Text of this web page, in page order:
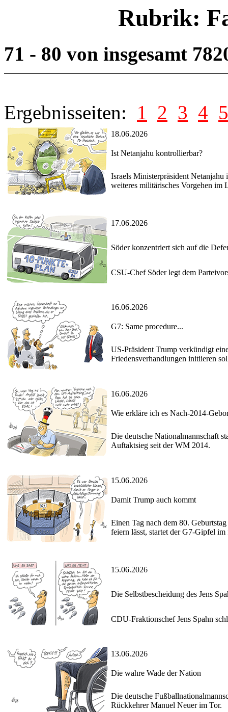
Rubrik:
71 - 80 von insgesamt
Ergebnisseiten: 1 2 3 4 5
18.06.2026
Ist Netanjahu kontrollierbar?
Israels Ministerpräsident
weiteres militärisches Vorgehen im
17.06.2026
Söder konzentriert sich auf die
CSU-Chef Söder legt dem
16.06.2026
G7: Same procedure...
US-Präsident Trump verkündigt
Friedensverhandlungen initiieren
16.06.2026
Wie erkläre ich es Nach-2014-
Die deutsche Nationalmannschaft
Auftaktsieg seit der WM 2014.
15.06.2026
Damit Trump auch kommt
Einen Tag nach dem 80.
feiern lässt, startet der G7-Gipfel
15.06.2026
Die Selbstbescheidung des Jens
CDU-Fraktionschef Jens Spahn
13.06.2026
Die wahre Wade der Nation
Die deutsche
Rückkehrer Manuel Neuer im Tor.